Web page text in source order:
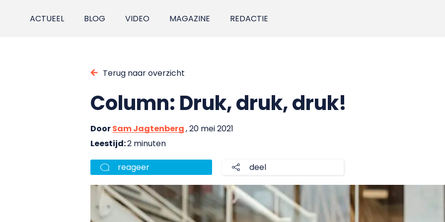
ACTUEEL BLOG VIDEO MAGAZINE REDACTIE
Terug naar overzicht
Column: Druk, druk, druk!
DoorSam Jagtenberg, 20 mei 2021
Leestijd:2 minuten
reageer deel